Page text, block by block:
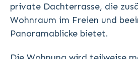
private Dachterrasse, die
Wohnraum im Freien und
Panoramablicke bietet.